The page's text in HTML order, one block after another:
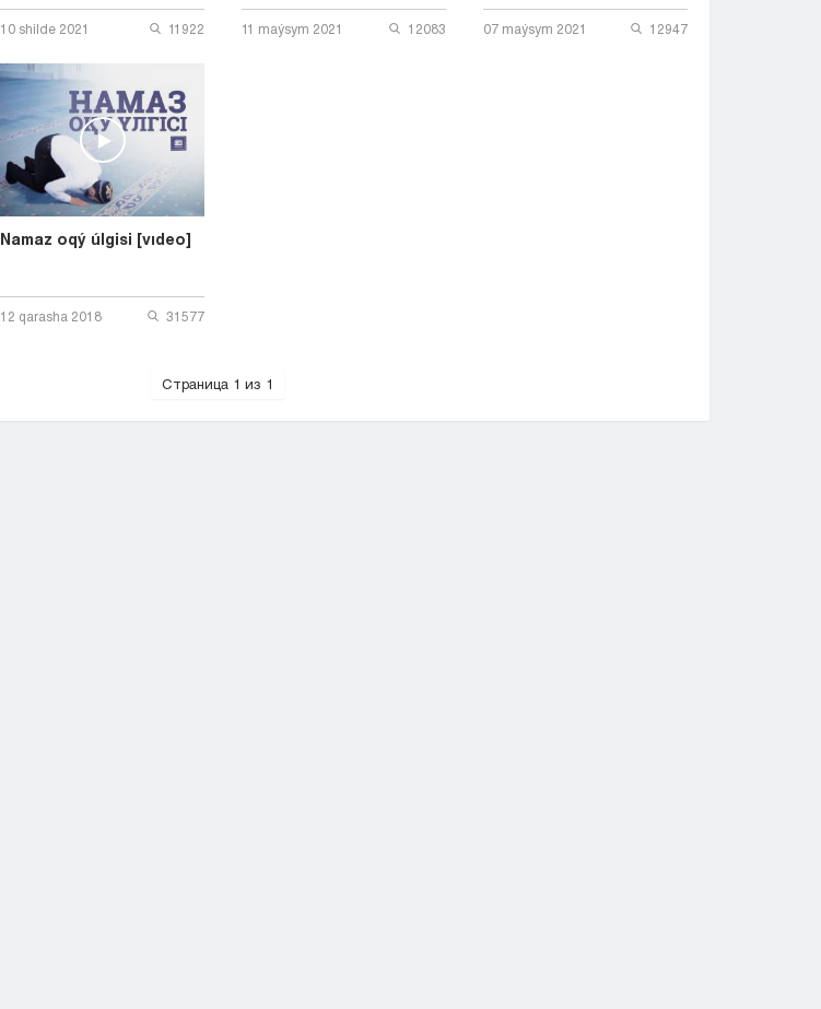
10 shіlde 2021 11922 11 maýsym 2021 12083 07 maýsym 2021 12947
Namaz oqý úlgisi [vıdeo]
12 qarasha 2018 31577
Страница 1 из 1